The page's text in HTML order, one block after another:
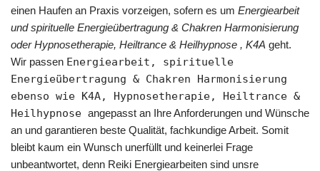
einen Haufen an Praxis vorzeigen, sofern es um Energiearbeit
und spirituelle Energieübertragung & Chakren Harmonisierung
oder Hypnosetherapie, Heiltrance & Heilhypnose , K4A geht.
Wir passen Energiearbeit, spirituelle
Energieübertragung & Chakren Harmonisierung
ebenso wie K4A, Hypnosetherapie, Heiltrance &
Heilhypnose angepasst an Ihre Anforderungen und Wünsche
an und garantieren beste Qualität, fachkundige Arbeit. Somit
bleibt kaum ein Wunsch unerfüllt und keinerlei Frage
unbeantwortet, denn Reiki Energiearbeiten sind unsre